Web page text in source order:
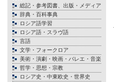
総記・参考図書、出版・メディア
辞典・百科事典
ロシア語学習
ロシア語・スラヴ語
言語
文学・フォークロア
美術・演劇・映画・バレエ・音楽
哲学・思想・宗教
ロシア史・中東欧史・世界史